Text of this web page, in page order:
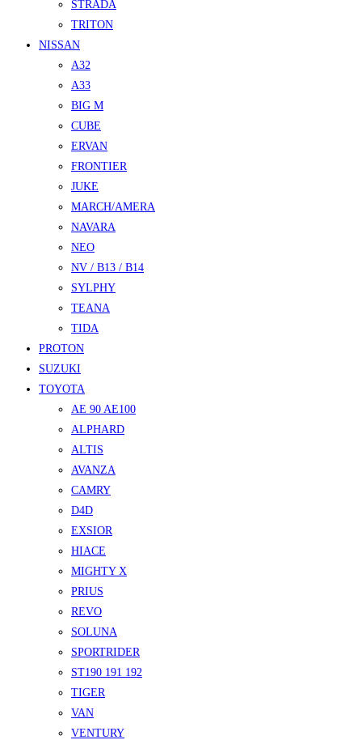
STRADA
TRITON
NISSAN
A32
A33
BIG M
CUBE
ERVAN
FRONTIER
JUKE
MARCH/AMERA
NAVARA
NEO
NV / B13 / B14
SYLPHY
TEANA
TIDA
PROTON
SUZUKI
TOYOTA
AE 90 AE100
ALPHARD
ALTIS
AVANZA
CAMRY
D4D
EXSIOR
HIACE
MIGHTY X
PRIUS
REVO
SOLUNA
SPORTRIDER
ST190 191 192
TIGER
VAN
VENTURY